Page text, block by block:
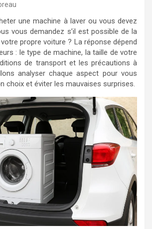
une machine à laver ou vous devez
vous demandez s’il est possible de la
propre voiture ? La réponse dépend
: le type de machine, la taille de votre
de transport et les précautions à
analyser chaque aspect pour vous
choix et éviter les mauvaises surprises.